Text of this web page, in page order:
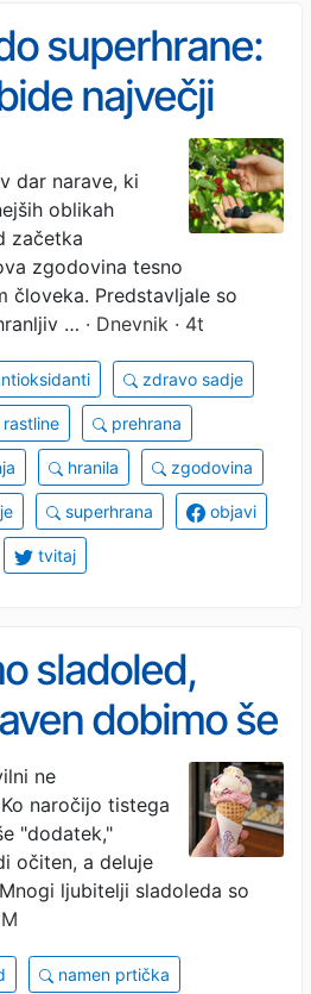
superhrane:
največji
narave
dar narave, ki
oblikah
začetka
zgodovina tesno
človeka. Predstavljale so
… · Dnevnik · 4t
zdravo sadje
prehrana
hranila zgodovina
superhrana objavi
tvitaj
sladoled,
dobimo še
pa vedo,
služi, saj
za nekaj
ne
naročijo tistega
"dodatek,"
očiten, a deluje
ljubitelji sladoleda so
namen prtička